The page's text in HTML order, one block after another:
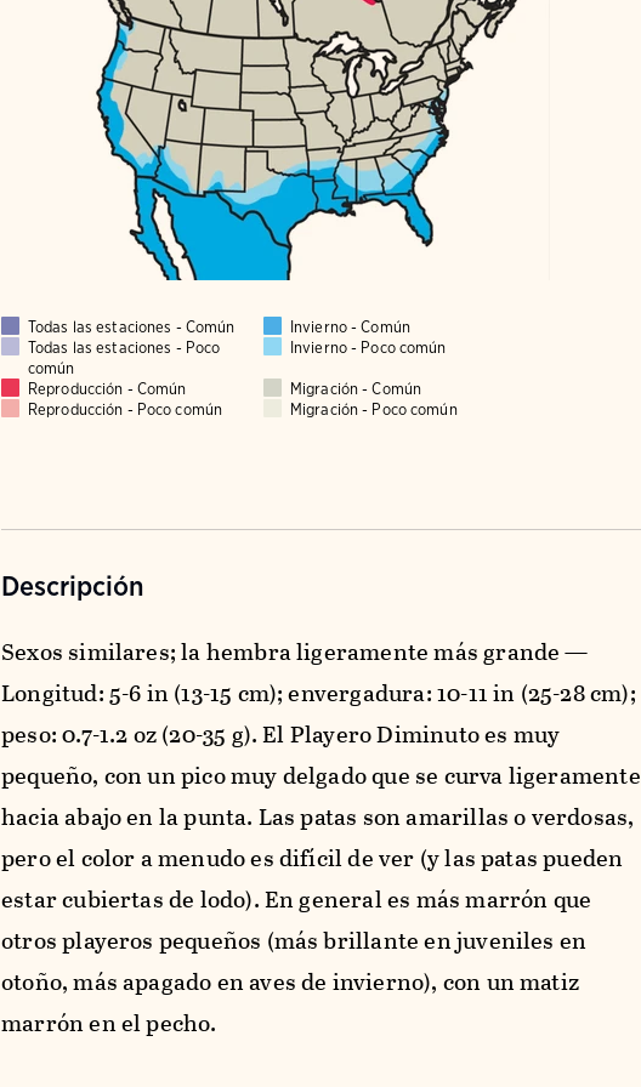
Todas las estaciones - Común
Invierno - Común
Todas las estaciones - Poco
común
Invierno - Poco común
Reproducción - Común
Migración - Común
Reproducción - Poco común
Migración - Poco común
Descripción
Sexos similares; la hembra ligeramente más grande —
Longitud: 5-6 in (13-15 cm); envergadura: 10-11 in (25-28 cm);
peso: 0.7-1.2 oz (20-35 g). El Playero Diminuto es muy
pequeño, con un pico muy delgado que se curva ligeramente
hacia abajo en la punta. Las patas son amarillas o verdosas,
pero el color a menudo es difícil de ver (y las patas pueden
estar cubiertas de lodo). En general es más marrón que
otros playeros pequeños (más brillante en juveniles en
otoño, más apagado en aves de invierno), con un matiz
marrón en el pecho.